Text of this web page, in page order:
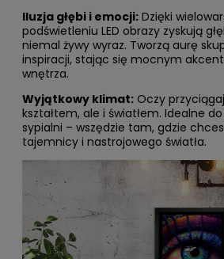
Iluzja głębi i emocji: Dzięki
podświetleniu LED obrazy zyskują
niemal żywy wyraz. Tworzą aurę
inspiracji, stając się mocnym
wnętrza.
Wyjątkowy klimat: Oczy
kształtem, ale i światłem. Idealne
sypialni – wszędzie tam, gdzie
tajemnicy i nastrojowego światła.